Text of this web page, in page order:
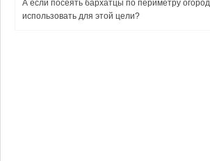
А если посеять бархатцы по периметру
использовать для этой цели?